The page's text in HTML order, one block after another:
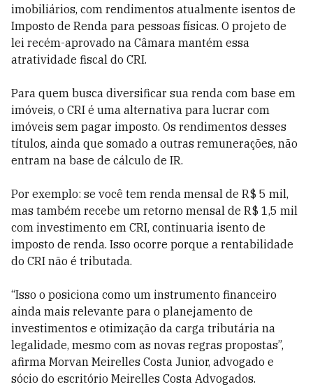
imobiliários, com rendimentos atualmente isentos de
Imposto de Renda para pessoas físicas. O projeto de
lei recém-aprovado na Câmara mantém essa
atratividade fiscal do CRI.
Para quem busca diversificar sua renda com base em
imóveis, o CRI é uma alternativa para lucrar com
imóveis sem pagar imposto. Os rendimentos desses
títulos, ainda que somado a outras remunerações, não
entram na base de cálculo de IR.
Por exemplo: se você tem renda mensal de R$ 5 mil,
mas também recebe um retorno mensal de R$ 1,5 mil
com investimento em CRI, continuaria isento de
imposto de renda. Isso ocorre porque a rentabilidade
do CRI não é tributada.
“Isso o posiciona como um instrumento financeiro
ainda mais relevante para o planejamento de
investimentos e otimização da carga tributária na
legalidade, mesmo com as novas regras propostas”,
afirma Morvan Meirelles Costa Junior, advogado e
sócio do escritório Meirelles Costa Advogados.